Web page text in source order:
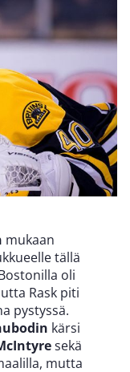
mukaan
tällä
oli
Rask piti
pystyssä.
kärsi
sekä
mutta